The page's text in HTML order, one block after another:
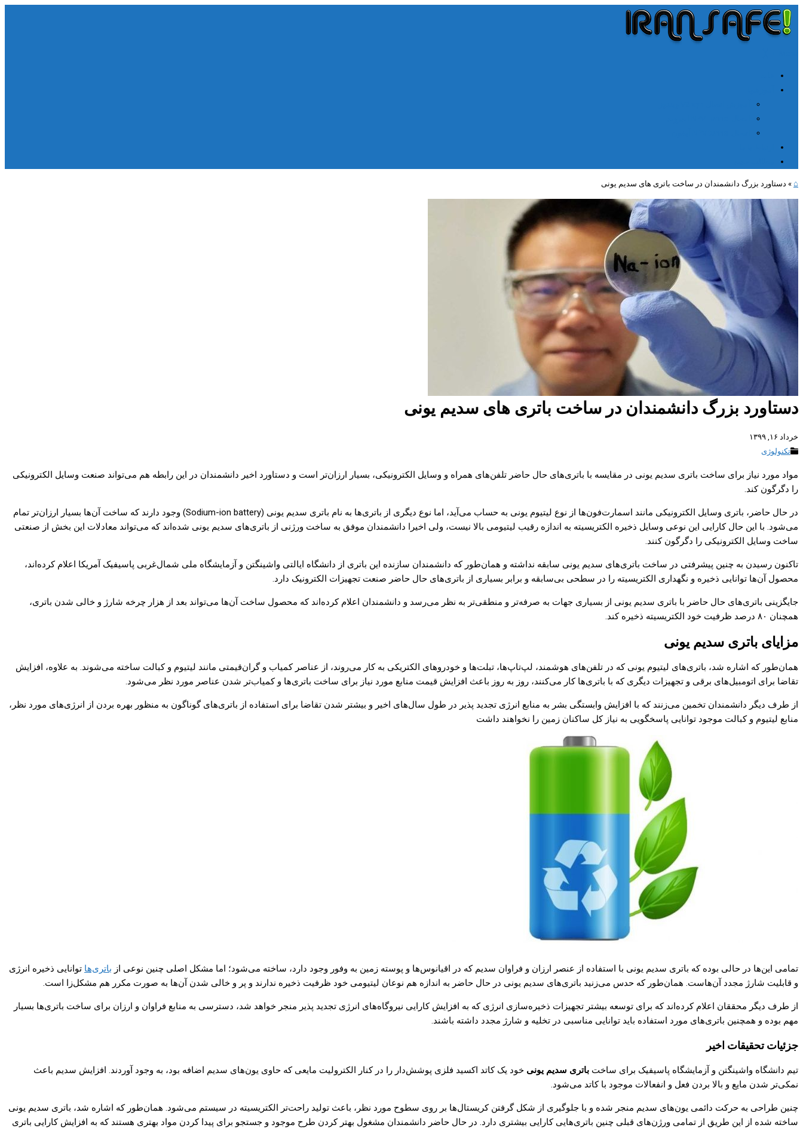
⌂
» دستاورد بزرگ دانشمندان در ساخت باتری های سدیم یونی
دستاورد بزرگ دانشمندان در ساخت باتری های سدیم یونی
خرداد ۱۶, ۱۳۹۹
تکنولوژی
مواد مورد نیاز برای ساخت باتری سدیم یونی در مقایسه با باتری‌های حال حاضر تلفن‌های همراه و وسایل الکترونیکی، بسیار ارزان‌تر است و دستاورد اخیر دانشمندان در این رابطه هم می‌تواند صنعت وسایل الکترونیکی
را دگرگون کند.
در حال حاضر، باتری وسایل الکترونیکی مانند اسمارت‌فون‌ها از نوع لیتیوم یونی به حساب می‌آید، اما نوع دیگری از باتری‌ها به نام باتری سدیم یونی (Sodium-ion battery) وجود دارند که ساخت آن‌ها بسیار ارزان‌تر تمام
می‌شود. با این حال کارایی این نوعی وسایل ذخیره الکتریسیته به اندازه رقیب لیتیومی بالا نیست، ولی اخیرا دانشمندان موفق به ساخت ورژنی از باتری‌های سدیم یونی شده‌اند که می‌تواند معادلات این بخش از صنعتی
ساخت وسایل الکترونیکی را دگرگون کنند.
تاکنون رسیدن به چنین پیشرفتی در ساخت باتری‌های سدیم یونی سابقه نداشته و همان‌طور که دانشمندان سازنده این باتری از دانشگاه ایالتی واشینگتن و آزمایشگاه ملی شمال‌غربی پاسیفیک آمریکا اعلام کرده‌اند،
محصول آن‌ها توانایی ذخیره و نگهداری الکتریسیته را در سطحی بی‌سابقه و برابر بسیاری از باتری‌های حال حاضر صنعت تجهیزات الکترونیک دارد.
جایگزینی باتری‌های حال حاضر با باتری سدیم یونی از بسیاری جهات به صرفه‌تر و منطقی‌تر به نظر می‌رسد و دانشمندان اعلام کرده‌اند که محصول ساخت آن‌ها می‌تواند بعد از هزار چرخه شارژ و خالی شدن باتری،
همچنان ۸۰ درصد ظرفیت خود الکتریسیته ذخیره کند.
مزایای باتری سدیم یونی
همان‌طور که اشاره شد، باتری‌های لیتیوم یونی که در تلفن‌های هوشمند، لپ‌تاپ‌ها، تبلت‌ها و خودرو‌های الکتریکی به کار می‌روند، از عناصر کمیاب و گران‌قیمتی مانند لیتیوم و کبالت ساخته می‌شوند. به علاوه، افزایش
تقاضا برای اتومبیل‌های برقی و تجهیزات دیگری که با باتری‌ها کار می‌کنند، روز به روز باعث افزایش قیمت منابع مورد نیاز برای ساخت باتری‌ها و کمیاب‌تر شدن عناصر مورد نظر می‌شود.
از طرف دیگر دانشمندان تخمین می‌زنند که با افزایش وابستگی بشر به منابع انرژی تجدید پذیر در طول سال‌های اخیر و بیشتر شدن تقاضا برای استفاده از باتری‌های گوناگون به منظور بهره بردن از انرژی‌های مورد نظر،
منابع لیتیوم و کبالت موجود توانایی پاسخگویی به نیاز کل ساکنان زمین را نخواهند داشت
تمامی این‌ها در حالی بوده که باتری سدیم یونی با استفاده از عنصر ارزان و فراوان سدیم که در اقیانوس‌ها و پوسته زمین به وفور وجود دارد، ساخته می‌شود؛ اما مشکل اصلی چنین نوعی از باتری‌ها توانایی ذخیره انرژی
و قابلیت شارژ مجدد آن‌هاست. همان‌طور که حدس می‌زنید باتری‌های سدیم یونی در حال حاضر به اندازه هم نوعان لیتیومی خود ظرفیت ذخیره ندارند و پر و خالی شدن آن‌ها به صورت مکرر هم مشکل‌زا است.
از طرف دیگر محققان اعلام کرده‌اند که برای توسعه بیشتر تجهیزات ذخیره‌سازی انرژی که به افزایش کارایی نیروگاه‌های انرژی تجدید پذیر منجر خواهد شد، دسترسی به منابع فراوان و ارزان برای ساخت باتری‌ها بسیار
مهم بوده و همچنین باتری‌های مورد استفاده باید توانایی مناسبی در تخلیه و شارژ مجدد داشته باشند.
جزئیات تحقیقات اخیر
تیم دانشگاه واشینگتن و آزمایشگاه پاسیفیک برای ساخت باتری سدیم یونی خود یک کاتد اکسید فلزی پوشش‌دار را در کنار الکترولیت مایعی که حاوی یون‌های سدیم اضافه بود، به وجود آوردند. افزایش سدیم باعث
نمکی‌تر شدن مایع و بالا بردن فعل و انفعالات موجود با کاتد می‌شود.
چنین طراحی به حرکت دائمی یون‌های سدیم منجر شده و با جلوگیری از شکل گرفتن کریستال‌ها بر روی سطوح مورد نظر، باعث تولید راحت‌تر الکتریسیته در سیستم می‌شود. همان‌طور که اشاره شد، باتری سدیم یونی
ساخته شده از این طریق از تمامی ورژن‌های قبلی چنین باتری‌هایی کارایی بیشتری دارد. در حال حاضر دانشمندان مشغول بهتر کردن طرح موجود و جستجو برای پیدا کردن مواد بهتری هستند که به افزایش کارایی باتری